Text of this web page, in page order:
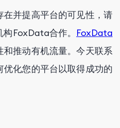
并提高平台的可见性，请
FoxData合作。 FoxData
推动有机流量。今天联系
化您的平台以取得成功的